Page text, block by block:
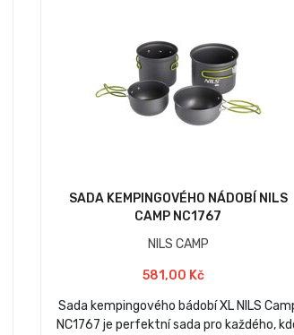
SADA KEMPINGOVÉHO NÁDOBÍ NILS
CAMP NC1767
NILS CAMP
581,00 Kč
Sada kempingového bádobí XL NILS
NC1767 je perfektní sada pro každého,